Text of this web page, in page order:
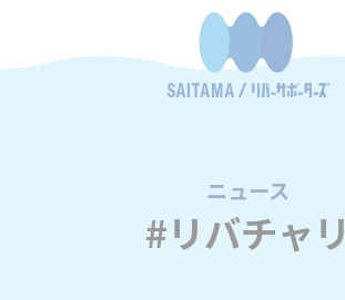
ニュース
/
#リバチャリ